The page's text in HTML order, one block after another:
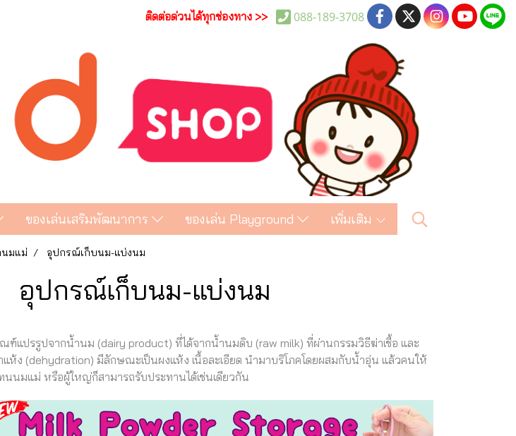
ติดต่อด่วนได้ทุกช่องทาง >> 088-189-3708
ของเล่นเสริมพัฒนาการ ของเล่น Playground เพิ่มเติม
มแม่ อุปกรณ์เก็บนม-แบ่งนม
อุปกรณ์เก็บนม-แบ่งนม
ฑ์แปรรูปจากน้ำนม (dairy product) ที่ได้จากน้ำนมดิบ (raw milk) ที่ผ่านกรรมวิธีฆ่าเชื้อ และ
แห้ง (dehydration) มีลักษณะเป็นผงแห้ง เนื้อละเอียด นำมาบริโภคโดยผสมกับน้ำอุ่น แล้วคนให้
นนมแม่ หรือผู้ใหญ่ก็สามารถรับประทานได้เช่นเดียวกัน